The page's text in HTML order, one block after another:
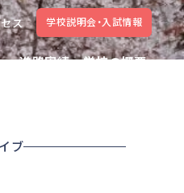
進路実績 学校の概要
ス 学校説明会・入試情報
ブ